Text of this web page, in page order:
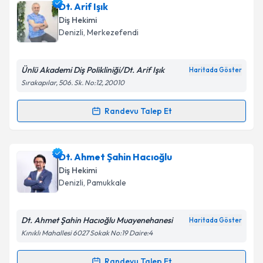
takvim hazırlandığında e-posta ile bilgilendireceğiz.
E-posta Adresiniz
Kişisel verilerimin işlenmesine ilişkin
Metni'ni okudum ve kişisel verilerimin belirtilen
kapsamda işlenmesini kabul ediyorum.
Dt. Arif Işık
Diş Hekimi
Denizli, Merkezefendi
Ünlü Akademi Diş Polikliniği/Dt. Arif Işık Haritada Göster
Sırakapılar, 506. Sk. No:12, 20010
Randevu Talep Et
Randevu Takvimi Talebi
Dt. Arif Işıkiçin randevu takvimi talebi oluşturun. Size
bu uzmandan randevu almanız için bir takvim
hazırlandığında e-posta ile bilgilendireceğiz.
Kişisel verilerimin işlenmesine ilişkin
Dt. Ahmet Şahin Hacıoğlu
Diş Hekimi
Denizli, Pamukkale
Dt. Ahmet Şahin Hacıoğlu Muayenehanesi Haritada Göster
Kınıklı Mahallesi 6027 Sokak No:19 Daire:4